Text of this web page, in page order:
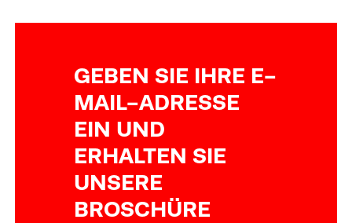
GEBEN SIE IHRE E-
MAIL-ADRESSE
EIN UND
ERHALTEN SIE
UNSERE
BROSCHÜRE